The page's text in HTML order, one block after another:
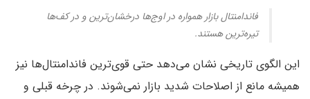
فاندامنتال بازار همواره در اوج‌ها درخشان‌ترین و در کف‌ها
تیره‌ترین هستند.
این الگوی تاریخی نشان می‌دهد حتی قوی‌ترین فاندامنتال‌ها نیز
همیشه مانع از اصلاحات شدید بازار نمی‌شوند. در چرخه قبلی و